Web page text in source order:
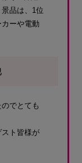
品は、1位
ーや電動
でとても
スト皆様が